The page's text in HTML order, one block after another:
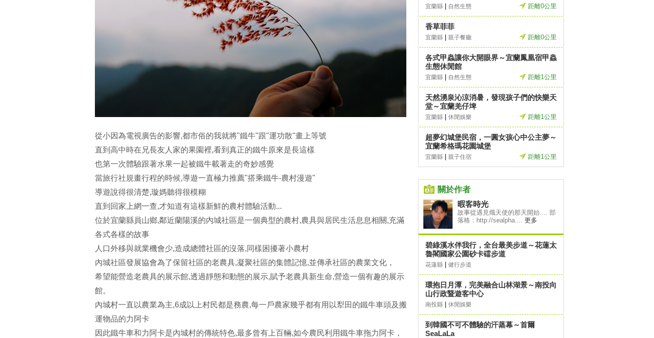
從小因為電視廣告的影響,都市俗的我就將"鐵牛"跟"運功散"畫上等號
直到高中時在兄長友人家的果園裡,看到真正的鐵牛原來是長這樣
也第一次體驗跟著水果一起被鐵牛載著走的奇妙感覺
當旅行社規畫行程的時候,導遊一直極力推薦"搭乘鐵牛-農村漫遊"
導遊說得很清楚,璇媽聽得很模糊
直到回家上網一查,才知道有這樣新鮮的農村體驗活動...
位於宜蘭縣員山鄉,鄰近蘭陽溪的內城社區是一個典型的農村,農具與居民生活息息相關,充滿
各式各樣的故事
人口外移與就業機會少,造成總體社區的沒落,同樣困擾著小農村
內城社區發展協會為了保留社區的老農具,凝聚社區的集體記憶,並傳承社區的農業文化，
希望能營造老農具的展示館,透過靜態和動態的展示,賦予老農具新生命,營造一個有趣的展示
館。
內城村一直以農業為主,6成以上村民都是務農,每一戶農家幾乎都有用以犁田的鐵牛車頭及搬
運物品的力阿卡
因此鐵牛車和力阿卡是內城村的傳統特色,最多曾有上百輛,如今農民利用鐵牛車拖力阿卡，
宜蘭縣 自然生態 距離0公里
香草菲菲
宜蘭縣 親子餐廳 距離0公里
各式甲蟲讓你大開眼界～宜蘭鳳凰宿甲蟲
生態休閒館
宜蘭縣 自然生態 距離1公里
天然湧泉沁涼消暑，發現孩子們的快樂天
堂～宜蘭羌仔埤
宜蘭縣 休閒娛樂 距離1公里
超夢幻城堡民宿，一圓女孩心中公主夢～
宜蘭希格瑪花園城堡
宜蘭縣 親子住宿 距離1公里
關於作者
暇客時光
故事從遇見熾天使的那天開始.... 部
落格：http://sealpha.... 更多
碧綠溪水伴我行，全台最美步道～花蓮太
魯閣國家公園砂卡礑步道
花蓮縣 健行步道
環抱日月潭，完美融合山林湖景～南投向
山行政暨遊客中心
南投縣 休閒娛樂
到韓國不可不體驗的汗蒸幕～首爾
SeaLaLa